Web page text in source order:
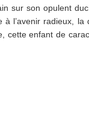
sur son opulent
l’avenir radieux,
cette enfant de